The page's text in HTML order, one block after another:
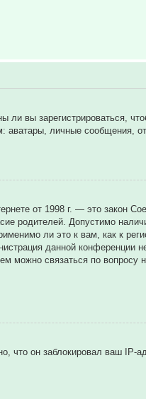
ли вы зарегистрироваться,
личные сообщения,
от 1998 г. — это закон
родителей. Допустимо
ли это к вам, как к
данной конференции
можно связаться по вопросу
что он заблокировал ваш IP-